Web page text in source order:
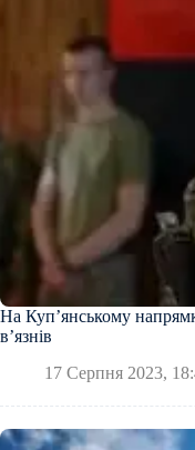
На Купʼянському
вʼязнів
17 Серпня 2023,